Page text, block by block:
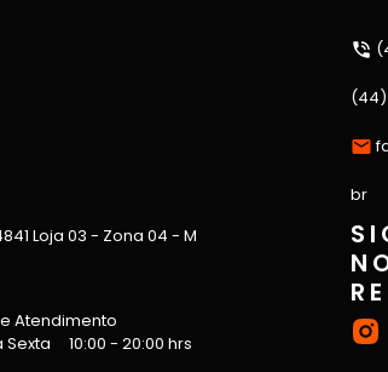
Loja 03 - Zona 04 - M
Atendimento
Sexta
10:00 - 20:00 hrs
(44)
br